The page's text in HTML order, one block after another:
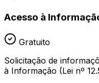
Acesso à
Gratuito
Solicitação de
à Informação (Lei nº